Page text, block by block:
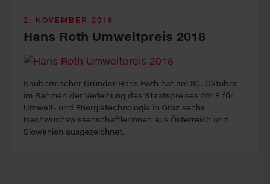
2. NOVEMBER 2018
Hans Roth Umweltpreis 2018
Saubermacher Gründer Hans Roth hat am 30. Oktober
im Rahmen der Verleihung des Staatspreises 2018 für
Umwelt- und Energietechnologie in Graz sechs
Nachwuchs­wissenschaftlerInnen aus Österreich und
Slowenien ausgezeichnet.